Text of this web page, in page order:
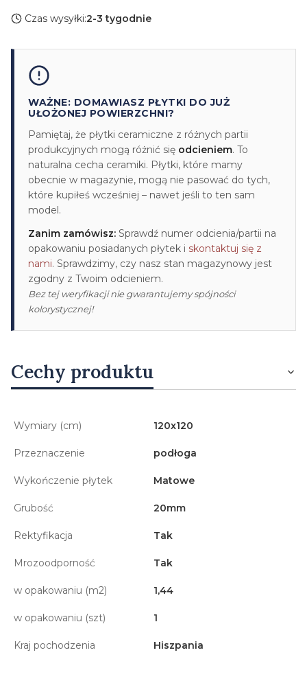
Czas wysyłki:2-3 tygodnie
WAŻNE: DOMAWIASZ PŁYTKI DO JUŻ
UŁOŻONEJ POWIERZCHNI?
Pamiętaj, że płytki ceramiczne z różnych partii
produkcyjnych mogą różnić się odcieniem. To
naturalna cecha ceramiki. Płytki, które mamy
obecnie w magazynie, mogą nie pasować do tych,
które kupiłeś wcześniej – nawet jeśli to ten sam
model.
Zanim zamówisz: Sprawdź numer odcienia/partii na
opakowaniu posiadanych płytek i skontaktuj się z
nami. Sprawdzimy, czy nasz stan magazynowy jest
zgodny z Twoim odcieniem.
Bez tej weryfikacji nie gwarantujemy spójności
kolorystycznej!
Cechy produktu
Wymiary (cm) 120x120
Przeznaczenie podłoga
Wykończenie płytek Matowe
Grubość 20mm
Rektyfikacja Tak
Mrozoodporność Tak
w opakowaniu (m2) 1,44
w opakowaniu (szt) 1
Kraj pochodzenia Hiszpania